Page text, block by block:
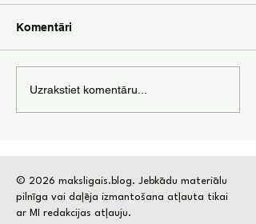
Pasīvie ienākumi
izmantojot mākslīgo
Komentāri
Uzrakstiet komentāru...
© 2026 maksligais.blog. Jebkādu materiālu
pilnīga vai daļēja izmantošana atļauta tikai
ar MI redakcijas atļauju.